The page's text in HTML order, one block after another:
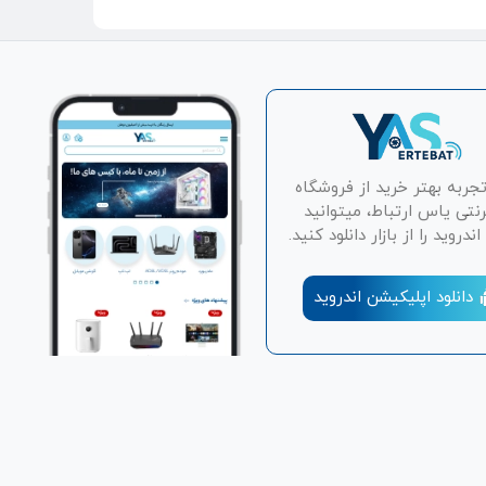
و هیت‌سینک استفاده می‌شود، در حالی که ترمال
به پین‌های پردازنده و در اطراف فضای مادربرد
بهتر خرید از فروشگاه
یاس ارتباط، میتوانید
را از بازار دانلود کنید.
دانلود اپلیکیشن اندروید